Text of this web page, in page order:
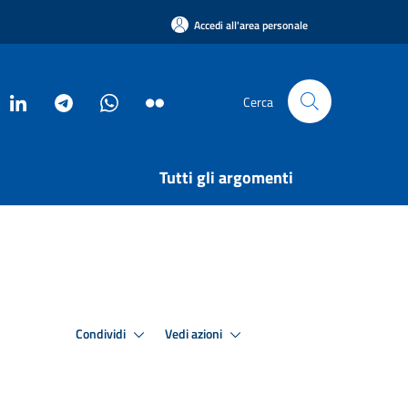
Accedi all'area personale
Cerca
Tutti gli argomenti
Condividi Vedi azioni